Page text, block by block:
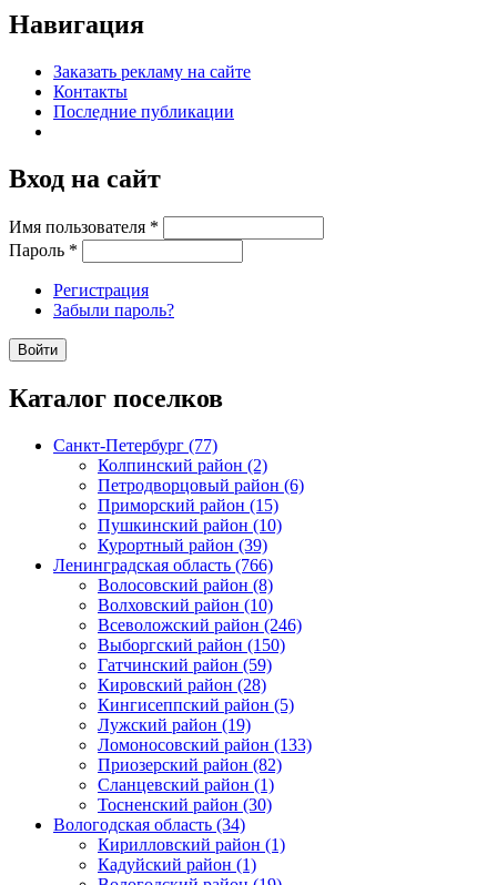
Навигация
Заказать рекламу на сайте
Контакты
Последние публикации
Вход на сайт
Имя пользователя *
Пароль *
Регистрация
Забыли пароль?
Каталог поселков
Санкт-Петербург (77)
Колпинский район (2)
Петродворцовый район (6)
Приморский район (15)
Пушкинский район (10)
Курортный район (39)
Ленинградская область (766)
Волосовский район (8)
Волховский район (10)
Всеволожский район (246)
Выборгский район (150)
Гатчинский район (59)
Кировский район (28)
Кингисеппский район (5)
Лужский район (19)
Ломоносовский район (133)
Приозерский район (82)
Сланцевский район (1)
Тосненский район (30)
Вологодская область (34)
Кирилловский район (1)
Кадуйский район (1)